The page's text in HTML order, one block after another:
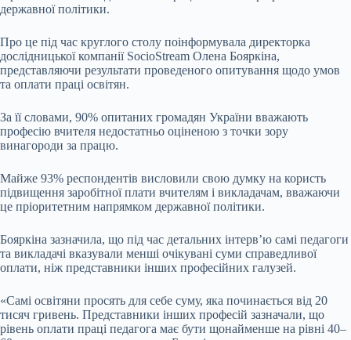
державної політики.
Про це під час круглого столу поінформувала директорка
дослідницької компанії SocioStream Олена Бояркіна,
представляючи результати проведеного опитування щодо умов
та оплати праці освітян.
За її словами, 90% опитаних громадян України вважають
професію вчителя недостатньо оціненою з точки зору
винагороди за працю.
Майже 93% респондентів висловили свою думку на користь
підвищення заробітної плати вчителям і викладачам, вважаючи
це пріоритетним напрямком державної політики.
Бояркіна зазначила, що під час детальних інтерв’ю самі педагоги
та викладачі вказували менші очікувані суми справедливої
оплати, ніж представники інших професійних галузей.
«Самі освітяни просять для себе суму, яка починається від 20
тисяч гривень. Представники інших професій зазначали, що
рівень оплати праці педагога має бути щонайменше на рівні 40–